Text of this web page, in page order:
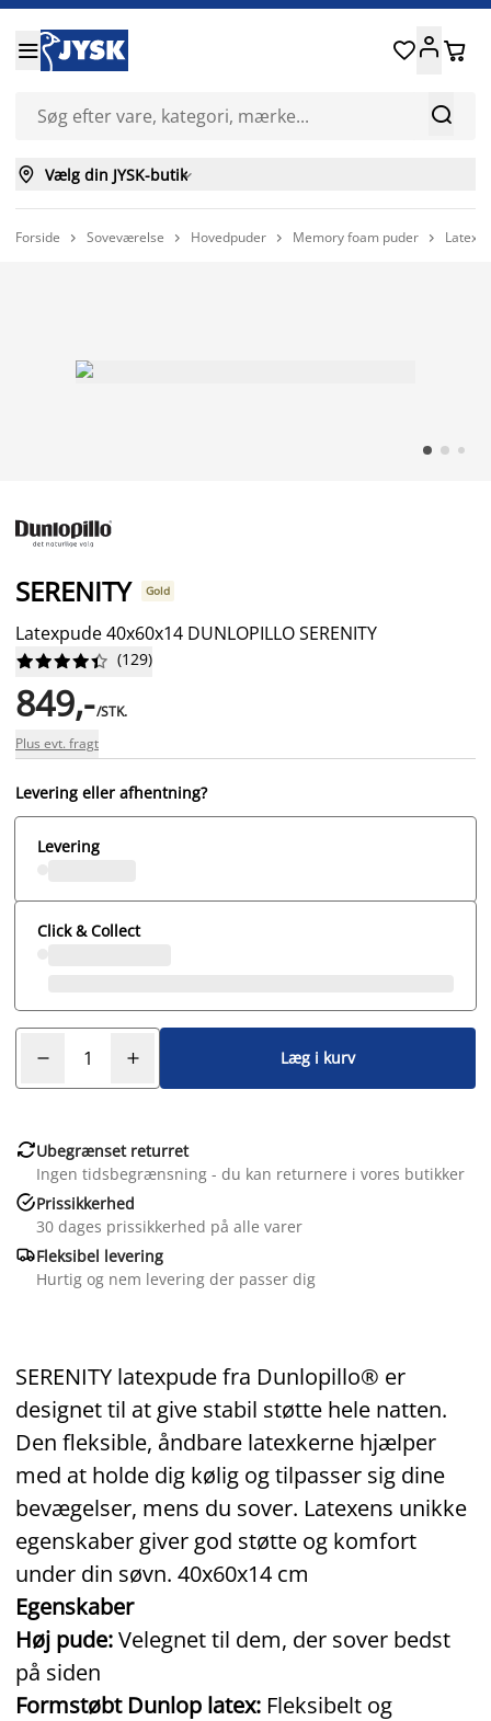


 
 Vælg din JYSK-butik
Forside  Soveværelse  Hovedpuder  Memory foam puder 
SERENITY Gold
Latexpude 40x60x14 DUNLOPILLO SERENITY





 (129)
849,-/STK.
Plus evt. fragt
Levering eller afhentning?
Levering
Click & Collect
Læg i kurv
Ubegrænset returret
Ingen tidsbegrænsning - du kan returnere i vores butikker
Prissikkerhed
30 dages prissikkerhed på alle varer
Fleksibel levering
Hurtig og nem levering der passer dig
SERENITY latexpude fra Dunlopillo® er
designet til at give stabil støtte hele natten.
Den fleksible, åndbare latexkerne hjælper
med at holde dig kølig og tilpasser sig dine
bevægelser, mens du sover. Latexens unikke
egenskaber giver god støtte og komfort
under din søvn. 40x60x14 cm
Egenskaber
Høj pude:Velegnet til dem, der sover bedst
på siden
Formstøbt Dunlop latex: Fleksibelt og